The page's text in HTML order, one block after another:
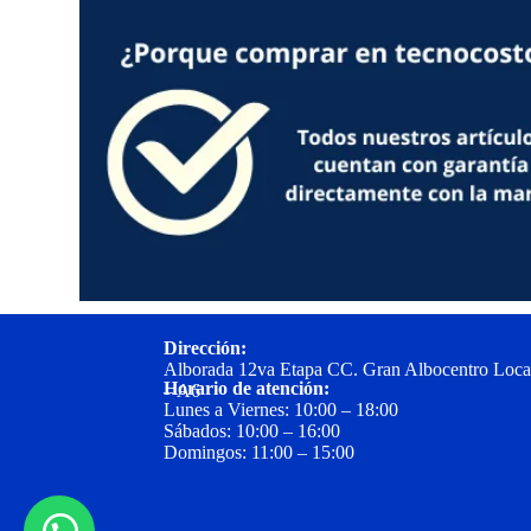
Dirección:
Alborada 12va Etapa CC. Gran Albocentro
– A6
Horario de atención:
Lunes a Viernes: 10:00 – 18:00
Sábados: 10:00 – 16:00
Domingos: 11:00 – 15:00